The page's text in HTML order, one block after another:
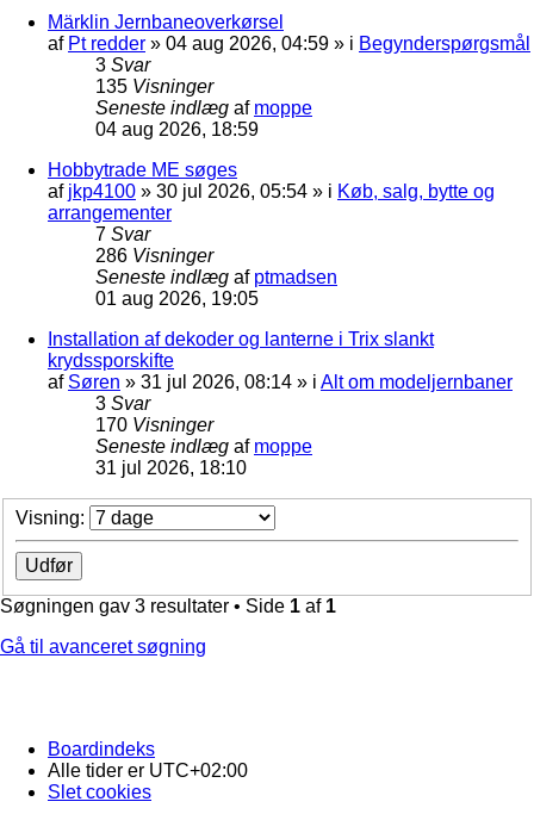
Märklin Jernbaneoverkørsel
af Pt redder » 04 aug 2026, 04:59 » i Begynderspørgsmål
3 Svar
135 Visninger
Seneste indlæg af moppe
04 aug 2026, 18:59
Hobbytrade ME søges
af jkp4100 » 30 jul 2026, 05:54 » i Køb, salg, bytte og
arrangementer
7 Svar
286 Visninger
Seneste indlæg af ptmadsen
01 aug 2026, 19:05
Installation af dekoder og lanterne i Trix slankt
krydssporskifte
af Søren » 31 jul 2026, 08:14 » i Alt om modeljernbaner
3 Svar
170 Visninger
Seneste indlæg af moppe
31 jul 2026, 18:10
Visning:
Søgningen gav 3 resultater • Side 1 af 1
Gå til avanceret søgning
Boardindeks
Alle tider er UTC+02:00
Slet cookies